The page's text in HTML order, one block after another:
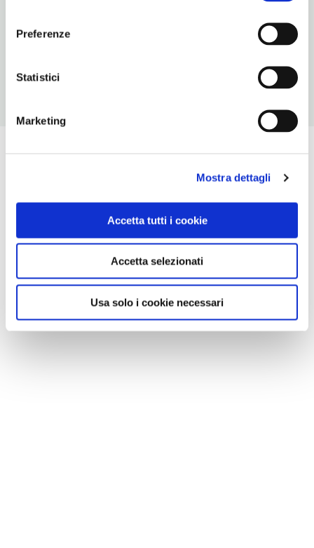
Preferenze
Statistici
Marketing
Mostra dettagli
Accetta tutti i cookie
Accetta selezionati
Usa solo i cookie necessari
ORARI DI APERTURA